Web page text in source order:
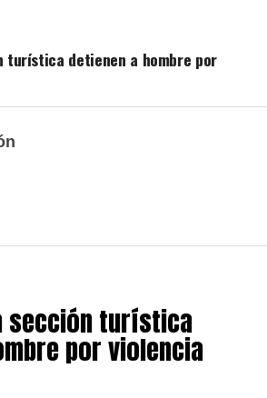
turística detienen a hombre por
sección turística
por violencia